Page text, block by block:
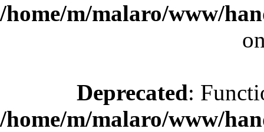
/home/m/malaro/www/
Deprecated:
/home/m/malaro/www/